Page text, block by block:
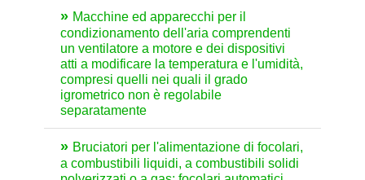
Macchine ed apparecchi per il
condizionamento dell'aria comprendenti
un ventilatore a motore e dei dispositivi
atti a modificare la temperatura e l'umidità,
compresi quelli nei quali il grado
igrometrico non è regolabile
separatamente
Bruciatori per l'alimentazione di focolari,
a combustibili liquidi, a combustibili solidi